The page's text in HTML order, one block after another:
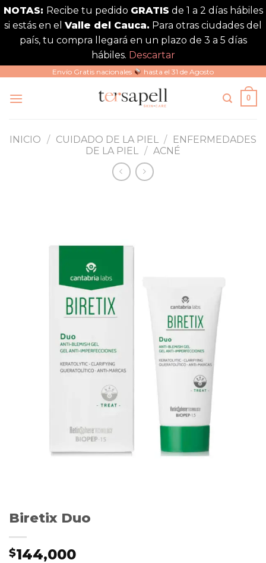
NOTAS: Recibe tu pedido GRATIS de 1 a 2 días hábiles
si estás en el Valle del Cauca. Para otras ciudades del
país, tu compra llegará en un plazo de 3 a 5 días
hábiles. Descartar
contenido
Envío Gratis nacionales hasta el 31 de Agosto
0
INICIO / CUIDADO DE LA PIEL /
ENFERMEDADES
DE LA PIEL / ACNÉ
Biretix Duo
$144,000